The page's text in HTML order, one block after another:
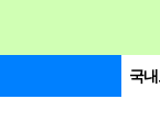
국